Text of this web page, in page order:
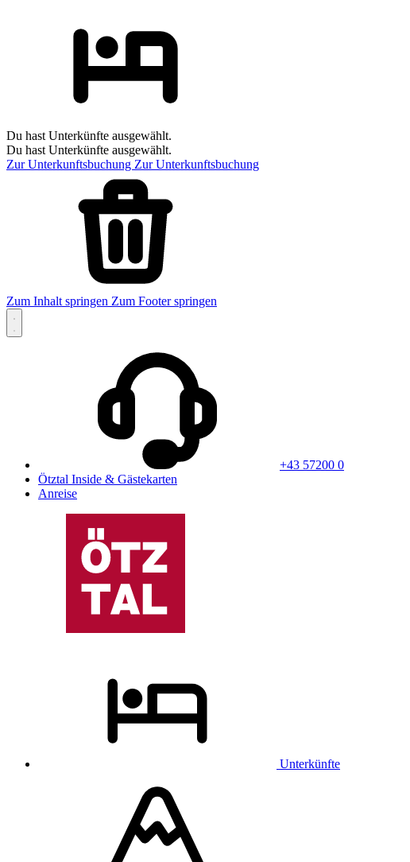
Du hast Unterkünfte ausgewählt.
Du hast Unterkünfte ausgewählt.
Zur Unterkunftsbuchung Zur Unterkunftsbuchung
Zum Inhalt springen Zum Footer springen
+43 57200 0
Ötztal Inside & Gästekarten
Anreise
Unterkünfte